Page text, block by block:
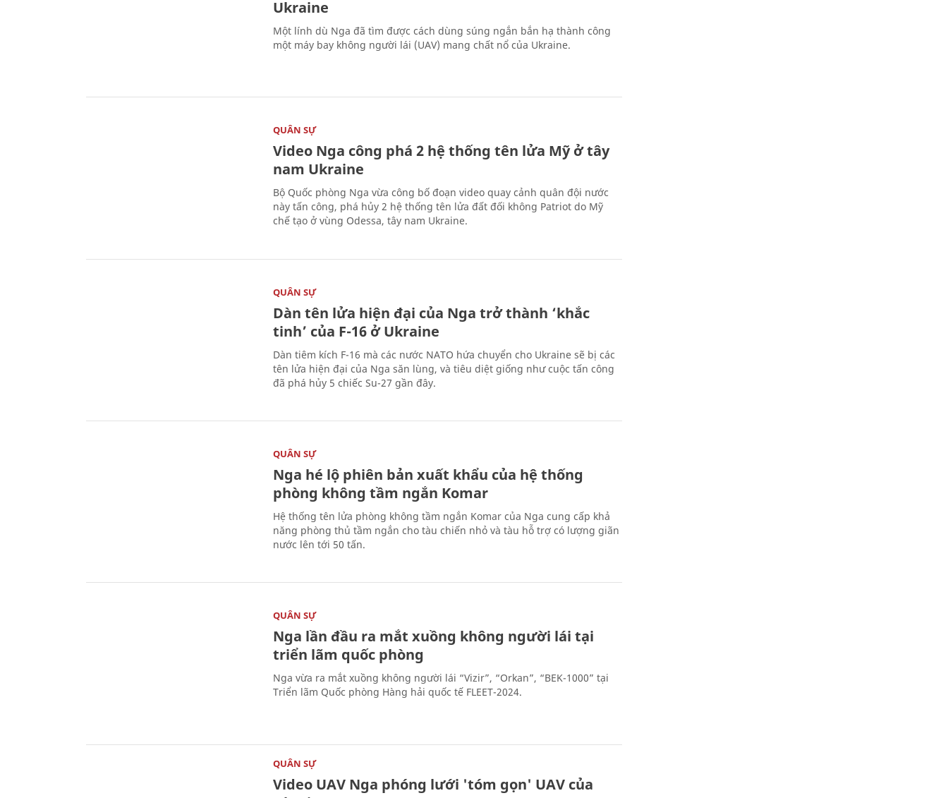
Ukraine
Một lính dù Nga đã tìm được cách dùng súng ngắn bắn hạ thành công
một máy bay không người lái (UAV) mang chất nổ của Ukraine.
QUÂN SỰ
Video Nga công phá 2 hệ thống tên lửa Mỹ ở tây
nam Ukraine
Bộ Quốc phòng Nga vừa công bố đoạn video quay cảnh quân đội nước
này tấn công, phá hủy 2 hệ thống tên lửa đất đối không Patriot do Mỹ
chế tạo ở vùng Odessa, tây nam Ukraine.
QUÂN SỰ
Dàn tên lửa hiện đại của Nga trở thành ‘khắc
tinh’ của F-16 ở Ukraine
Dàn tiêm kích F-16 mà các nước NATO hứa chuyển cho Ukraine sẽ bị các
tên lửa hiện đại của Nga săn lùng, và tiêu diệt giống như cuộc tấn công
đã phá hủy 5 chiếc Su-27 gần đây.
QUÂN SỰ
Nga hé lộ phiên bản xuất khẩu của hệ thống
phòng không tầm ngắn Komar
Hệ thống tên lửa phòng không tầm ngắn Komar của Nga cung cấp khả
năng phòng thủ tầm ngắn cho tàu chiến nhỏ và tàu hỗ trợ có lượng giãn
nước lên tới 50 tấn.
QUÂN SỰ
Nga lần đầu ra mắt xuồng không người lái tại
triển lãm quốc phòng
Nga vừa ra mắt xuồng không người lái “Vizir”, “Orkan”, “BEK-1000” tại
Triển lãm Quốc phòng Hàng hải quốc tế FLEET-2024.
QUÂN SỰ
Video UAV Nga phóng lưới 'tóm gọn' UAV của